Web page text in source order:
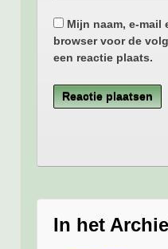
Mijn naam, e-mail
browser voor de
een reactie plaats.
In het